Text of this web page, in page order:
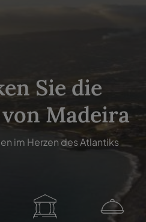
Sie die
Madeira
im Herzen des Atlantiks